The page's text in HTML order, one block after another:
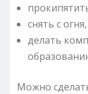
снять с
делать
Можно